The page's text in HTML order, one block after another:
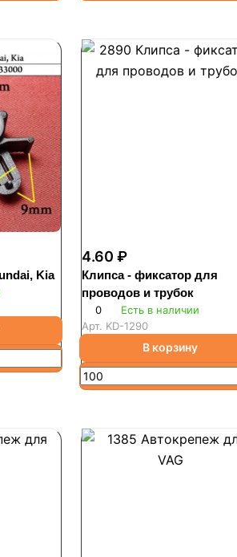
Kia
4.60 ₽
Клипса - фиксатор для
проводов и трубок
0
Есть в наличии
Арт. KD-1290
В корзину